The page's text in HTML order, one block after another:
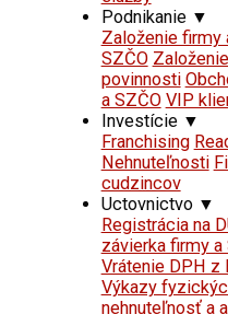
Podnikanie ▼
Založenie firmy
SZČO
povinnosti
a SZČO VIP
Investície ▼
Franchising
Nehnuteľnosti
cudzincov
Uctovnictvo ▼
Registrácia na
závierka firmy a
Vrátenie DPH z
Výkazy
nehnuteľnosť a